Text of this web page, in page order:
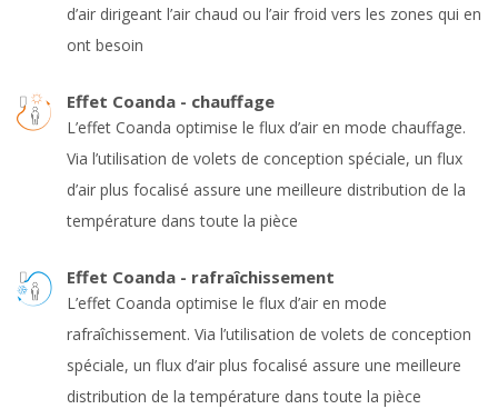
d’air dirigeant l’air chaud ou l’air froid vers les zones qui en
ont besoin
Effet Coanda - chauffage
L’effet Coanda optimise le flux d’air en mode chauffage.
Via l’utilisation de volets de conception spéciale, un flux
d’air plus focalisé assure une meilleure distribution de la
température dans toute la pièce
Effet Coanda - rafraîchissement
L’effet Coanda optimise le flux d’air en mode
rafraîchissement. Via l’utilisation de volets de conception
spéciale, un flux d’air plus focalisé assure une meilleure
distribution de la température dans toute la pièce